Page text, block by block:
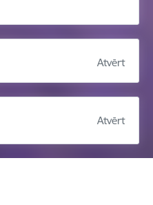
Atvērt
Atvērt